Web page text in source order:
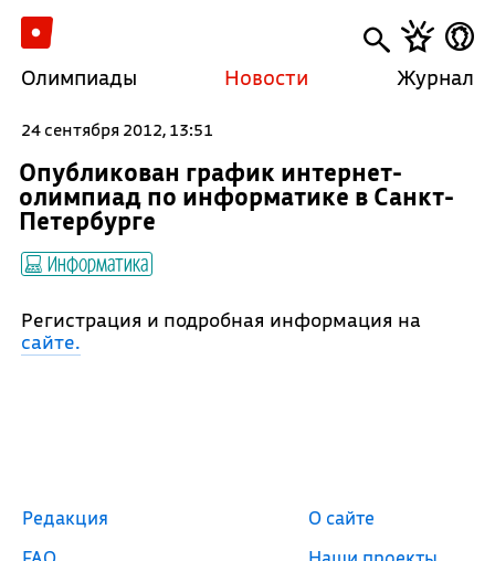
Олимпиады Новости Журнал
24 сентября 2012, 13:51
Опубликован график интернет-
олимпиад по информатике в Санкт-
Петербурге
Информатика
Регистрация и подробная информация на
сайте.
Редакция
О сайте